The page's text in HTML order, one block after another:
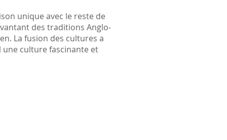
unique avec le reste de
des traditions Anglo-
La fusion des cultures a
une culture fascinante et